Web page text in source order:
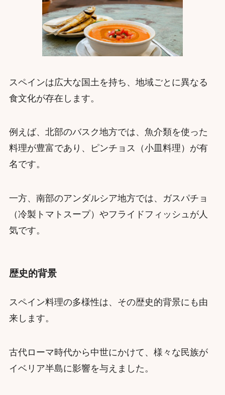
スペインは広大な国土を持ち、地域ごとに異なる
食文化が存在します。
例えば、北部のバスク地方では、魚介類を使った
料理が豊富であり、ピンチョス（小皿料理）が有
名です。
一方、南部のアンダルシア地方では、ガスパチョ
（冷製トマトスープ）やフライドフィッシュが人
気です。
歴史的背景
スペイン料理の多様性は、その歴史的背景にも由
来します。
古代ローマ時代から中世にかけて、様々な民族が
イベリア半島に影響を与えました。